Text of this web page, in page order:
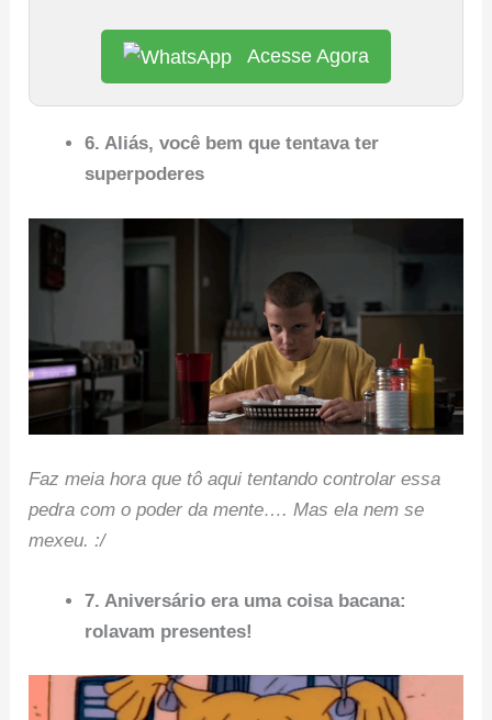
Acesse Agora
6. Aliás, você bem que tentava ter
superpoderes
Faz meia hora que tô aqui tentando controlar essa
pedra com o poder da mente…. Mas ela nem se
mexeu. :/
7. Aniversário era uma coisa bacana:
rolavam presentes!